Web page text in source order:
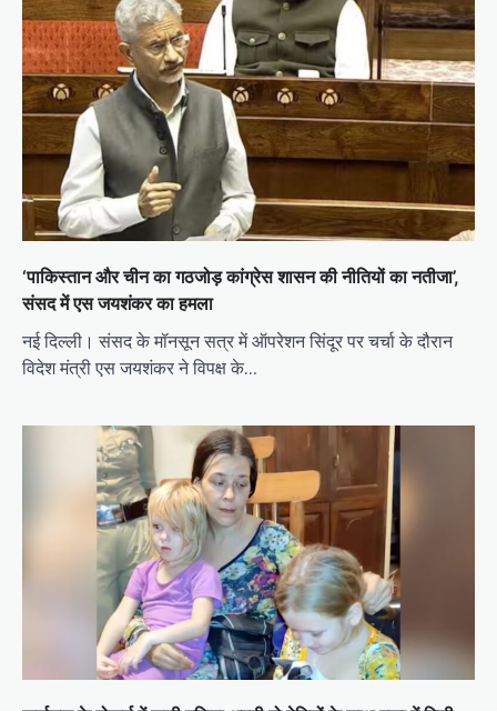
‘पाकिस्तान और चीन का गठजोड़ कांग्रेस शासन की नीतियों का नतीजा’,
संसद में एस जयशंकर का हमला
नई दिल्ली। संसद के मॉनसून सत्र में ऑपरेशन सिंदूर पर चर्चा के दौरान
विदेश मंत्री एस जयशंकर ने विपक्ष के…